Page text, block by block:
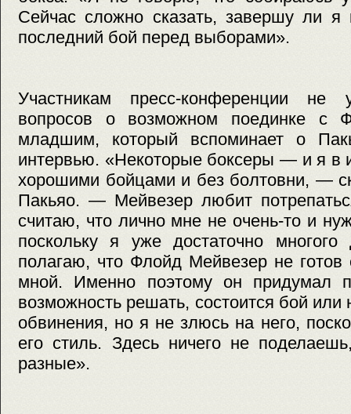
Сейчас сложно сказать, завершу ли я
последний бой перед выборами».
Участникам пресс-конференции не
вопросов о возможном поединке с
младшим, который вспоминает о
интервью. «Некоторые боксеры — и я в
хорошими бойцами и без болтовни, —
Пакьяо. — Мейвезер любит
считаю, что лично мне не очень-то и
поскольку я уже достаточно
полагаю, что Флойд Мейвезер не готов
мной. Именно поэтому он придумал
возможность решать, состоится бой или
обвинения, но я не злюсь на него,
его стиль. Здесь ничего не
разные».